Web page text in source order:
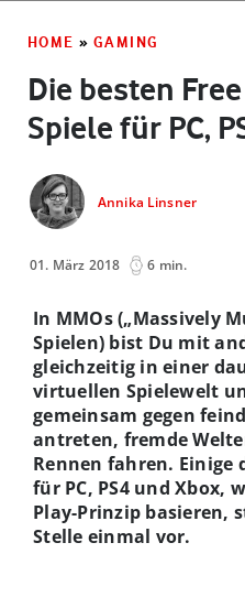
HOME » GAMING
Die besten
Spiele für PC,
Annika Linsner
01. März 2018 6 min.
In MMOs („Massively
Spielen) bist Du mit
gleichzeitig in einer
virtuellen Spielewelt
gemeinsam gegen
antreten, fremde
Rennen fahren. Einige
für PC, PS4 und Xbox,
Play-Prinzip basieren,
Stelle einmal vor.